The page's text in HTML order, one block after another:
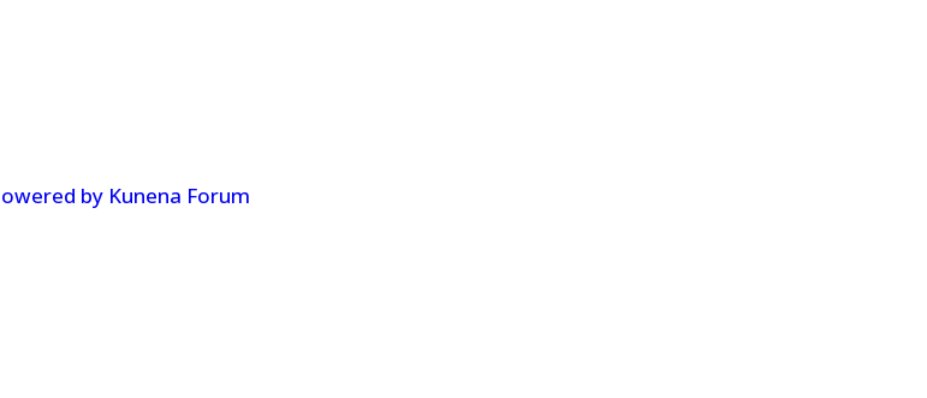
by Kunena Forum